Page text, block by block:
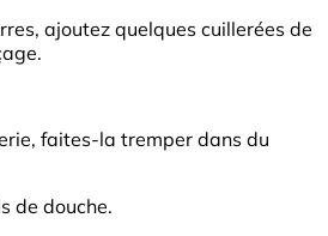
ajoutez quelques cuillerées de
faites-la tremper dans du
de douche.